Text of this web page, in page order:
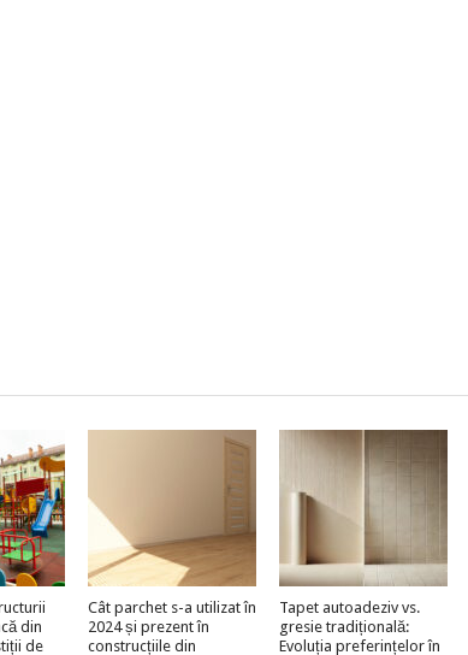
din
de
Cât parchet s-a utilizat în
2024 și prezent în
construcțiile din
Tapet autoadeziv vs.
gresie tradițională:
Evoluția preferințelor în